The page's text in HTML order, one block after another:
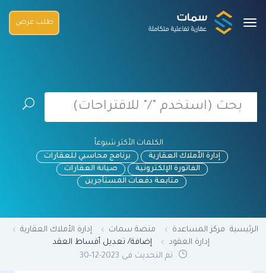
طلب عرض
الكلمات الأكثر شيوعاً
إدارة الأملاك العقارية
برنامج محاسبي للعقارات
الفاتورة الإلكترونية
صيانة العقارات
متابعة دفعات المستأجرين
الرئيسية مركز المساعدة منصة سمات
إدارة الأملاك العقارية
إدارة العقود
إضافة/ تعديل أقساط العقد
تم التحديث فى 2023-12-30